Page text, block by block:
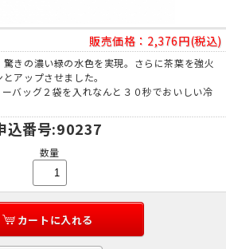
販売価格： 2,376円(税込)
きの濃い緑の水色を実現。さらに茶葉を強火
アップさせました。
バッグ２袋を入れなんと３０秒でおいしい冷
込番号:90237
数量
カートに入れる